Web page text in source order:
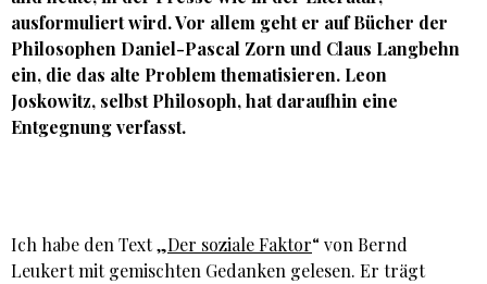
ausformuliert wird. Vor allem geht er auf Bücher der
Philosophen Daniel-Pascal Zorn und Claus Langbehn
ein, die das alte Problem thematisieren. Leon
Joskowitz, selbst Philosoph, hat daraufhin eine
Entgegnung verfasst.
Ich habe den Text „Der soziale Faktor“ von Bernd
Leukert mit gemischten Gedanken gelesen. Er trägt